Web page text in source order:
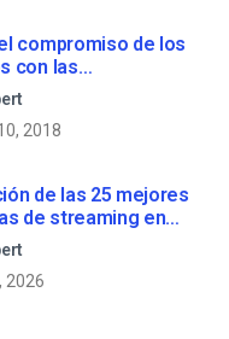
compromiso de los
con las
corporativas
2018
de las 25 mejores
de streaming en
2026